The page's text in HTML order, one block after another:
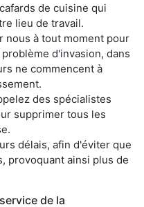
de cuisine qui
lieu de travail.
nous à tout moment pour
d'invasion, dans
ne commencent à
des spécialistes
supprimer tous les
délais, afin d'éviter que
provoquant ainsi plus de
de la